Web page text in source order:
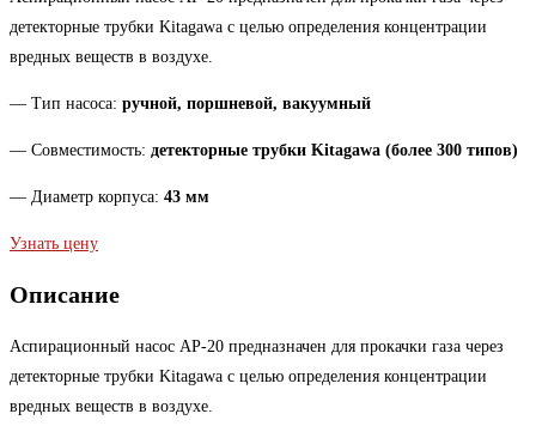
детекторные трубки Kitagawa с целью определения концентрации
вредных веществ в воздухе.
— Тип насоса: ручной, поршневой, вакуумный
— Совместимость: детекторные трубки Kitagawa (более 300 типов)
— Диаметр корпуса: 43 мм
Узнать цену
Описание
Аспирационный насос АР-20 предназначен для прокачки газа через
детекторные трубки Kitagawa с целью определения концентрации
вредных веществ в воздухе.